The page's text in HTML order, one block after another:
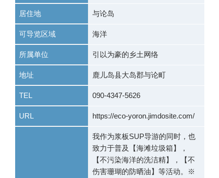
居住地 与论岛
可导览区域 海洋
所属单位 引以为豪的乡土网络
地址 鹿儿岛县大岛郡与论町
TEL 090-4347-5626
URL https://eco-yoron.jimdosite.com/
我作为浆板SUP导游的同时，也
致力于普及【海滩垃圾箱】，
【不污染海洋的洗洁精】，【不
伤害珊瑚的防晒油】等活动。※